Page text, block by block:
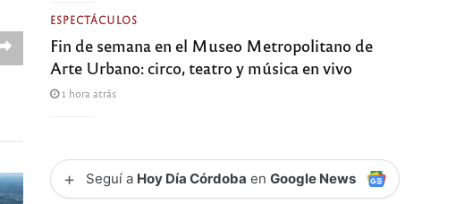
ESPECTÁCULOS
Fin de semana en el Museo Metropolitano de
Arte Urbano: circo, teatro y música en vivo
1 hora atrás
+ Seguí a Hoy Día Córdoba enGoogle News